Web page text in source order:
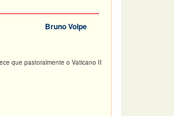
Bruno Volpe
que pastoralmente o Vaticano II